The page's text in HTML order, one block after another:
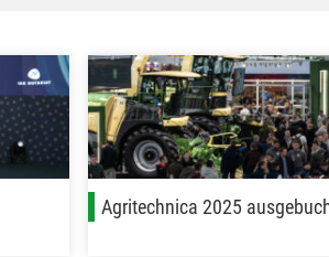
Agritechnica 2025